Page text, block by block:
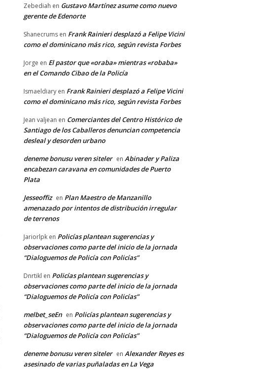
Zebediah en Gustavo Martínez asume como nuevo
gerente de Edenorte
Shanecrums en Frank Rainieri desplazó a Felipe Vicini
como el dominicano más rico, según revista Forbes
Jorge en El pastor que «oraba» mientras «robaba»
en el Comando Cibao de la Policía
Ismaeldiary en Frank Rainieri desplazó a Felipe Vicini
como el dominicano más rico, según revista Forbes
Jean valjean en Comerciantes del Centro Histórico de
Santiago de los Caballeros denuncian competencia
desleal y desorden urbano
deneme bonusu veren siteler en Abinader y Paliza
encabezan caravana en comunidades de Puerto
Plata
Jesseoffiz en Plan Maestro de Manzanillo
amenazado por intentos de distribución irregular
de terrenos
Jariorlpk en Policías plantean sugerencias y
observaciones como parte del inicio de la jornada
“Dialoguemos de Policía con Policías”
Dnrtikl en Policías plantean sugerencias y
observaciones como parte del inicio de la jornada
“Dialoguemos de Policía con Policías”
melbet_seEn en Policías plantean sugerencias y
observaciones como parte del inicio de la jornada
“Dialoguemos de Policía con Policías”
deneme bonusu veren siteler en Alexander Reyes es
asesinado de varias puñaladas en La Vega